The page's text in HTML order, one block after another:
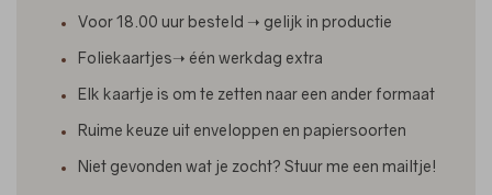
Voor 18.00 uur besteld ➝ gelijk in productie
Foliekaartjes➝ één werkdag extra
Elk kaartje is om te zetten naar een ander formaat
Ruime keuze uit enveloppen en papiersoorten
Niet gevonden wat je zocht? Stuur me een mailtje!